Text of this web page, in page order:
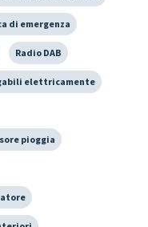
di emergenza
Radio DAB
elettricamente
pioggia